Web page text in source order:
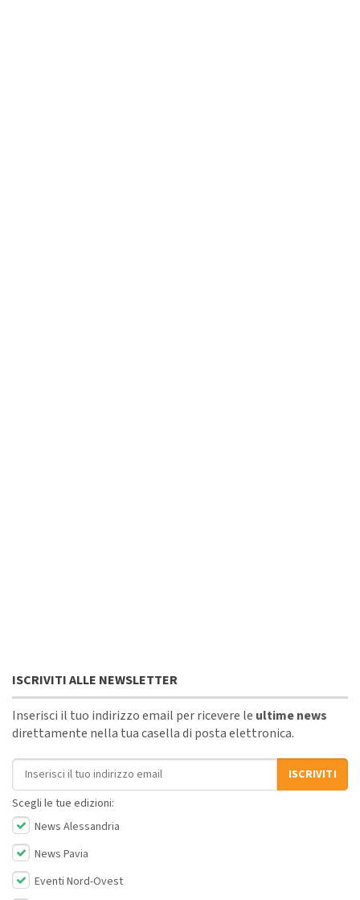
ISCRIVITI ALLE NEWSLETTER
Inserisci il tuo indirizzo email per ricevere le ultime news
direttamente nella tua casella di posta elettronica.
Indirizzo email
ISCRIVITI
Scegli le tue edizioni:
News Alessandria
News Pavia
Eventi Nord-Ovest